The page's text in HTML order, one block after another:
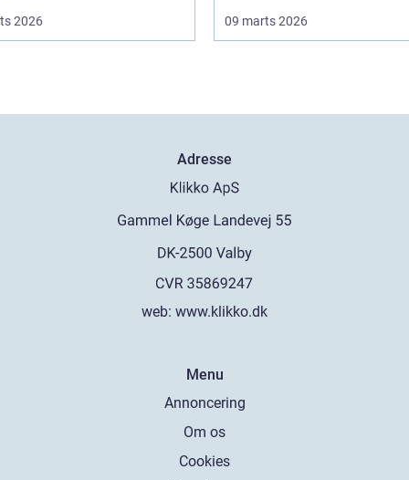
2026 09 marts 2026
Adresse
web: www.klikko.dk
Menu
Annoncering
Om os
Cookies